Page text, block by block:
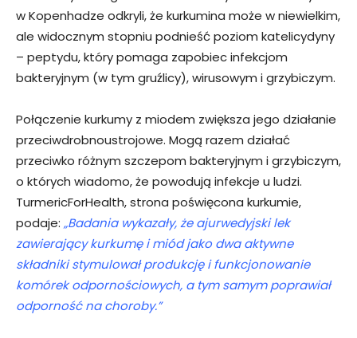
w Kopenhadze odkryli, że kurkumina może w niewielkim,
ale widocznym stopniu podnieść poziom katelicydyny
– peptydu, który pomaga zapobiec infekcjom
bakteryjnym (w tym gruźlicy), wirusowym i grzybiczym.
Połączenie kurkumy z miodem zwiększa jego działanie
przeciwdrobnoustrojowe. Mogą razem działać
przeciwko różnym szczepom bakteryjnym i grzybiczym,
o których wiadomo, że powodują infekcje u ludzi.
TurmericForHealth, strona poświęcona kurkumie,
podaje: „Badania wykazały, że ajurwedyjski lek
zawierający kurkumę i miód jako dwa aktywne
składniki stymulował produkcję i funkcjonowanie
komórek odpornościowych, a tym samym poprawiał
odporność na choroby.”